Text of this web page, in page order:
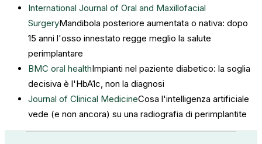
International Journal of Oral and Maxillofacial
SurgeryMandibola posteriore aumentata o nativa: dopo
15 anni l'osso innestato regge meglio la salute
perimplantare
BMC oral healthImpianti nel paziente diabetico: la soglia
decisiva è l'HbA1c, non la diagnosi
Journal of Clinical MedicineCosa l'intelligenza artificiale
vede (e non ancora) su una radiografia di perimplantite